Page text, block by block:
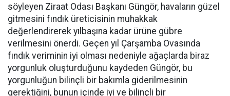
söyleyen Ziraat Odası Başkanı Güngör, havaların güzel
gitmesini fındık üreticisinin muhakkak
değerlendirerek yılbaşına kadar ürüne gübre
verilmesini önerdi. Geçen yıl Çarşamba Ovasında
fındık veriminin iyi olması nedeniyle ağaçlarda biraz
yorgunluk oluşturduğunu kaydeden Güngör, bu
yorgunluğun bilinçli bir bakımla giderilmesinin
gerektiğini, bunun içinde iyi ve bilinçli bir